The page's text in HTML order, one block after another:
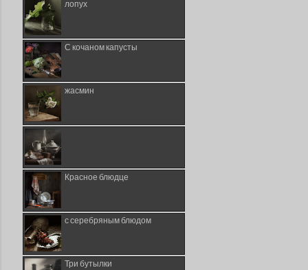
лопух
С кочаном капусты
жасмин
Красное блюдце
с серебряным блюдом
Три бутылки